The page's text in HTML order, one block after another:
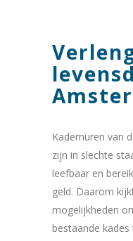
Kademuren van
zijn in slechte
leefbaar en
geld. Daarom
mogelijkheden
bestaande